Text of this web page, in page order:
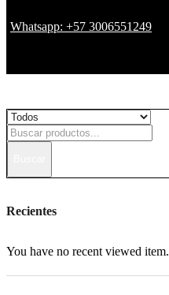
Whatsapp: +57 3006551249
Recientes
You have no recent viewed item.